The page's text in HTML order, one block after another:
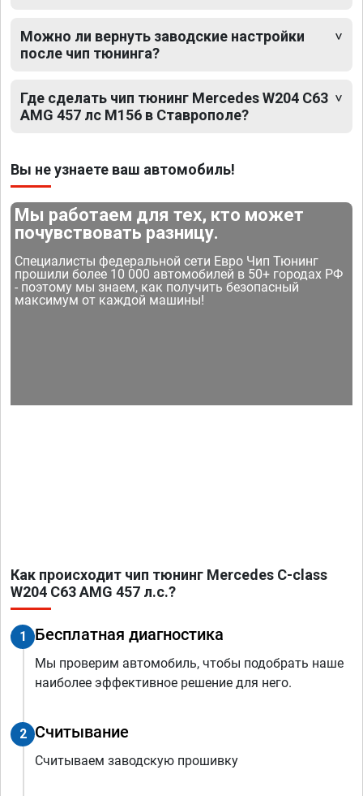
Можно ли вернуть заводские настройки
после чип тюнинга?
Где сделать чип тюнинг Mercedes W204 C63
AMG 457 лс M156 в Ставрополе?
Вы не узнаете ваш автомобиль!
Мы работаем для тех, кто может
почувствовать разницу.
Специалисты федеральной сети Евро Чип Тюнинг
прошили более 10 000 автомобилей в 50+ городах РФ
- поэтому мы знаем, как получить безопасный
максимум от каждой машины!
Как происходит чип тюнинг Mercedes C-class
W204 C63 AMG 457 л.с.?
1 Бесплатная диагностика
Мы проверим автомобиль, чтобы подобрать наше
наиболее эффективное решение для него.
2 Считывание
Считываем заводскую прошивку